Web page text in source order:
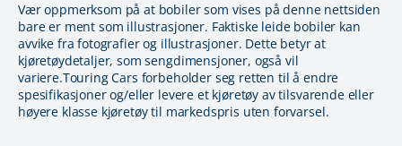
Vær oppmerksom på at bobiler som vises på denne nettsiden
bare er ment som illustrasjoner. Faktiske leide bobiler kan
avvike fra fotografier og illustrasjoner. Dette betyr at
kjøretøydetaljer, som sengdimensjoner, også vil
variere.Touring Cars forbeholder seg retten til å endre
spesifikasjoner og/eller levere et kjøretøy av tilsvarende eller
høyere klasse kjøretøy til markedspris uten forvarsel.